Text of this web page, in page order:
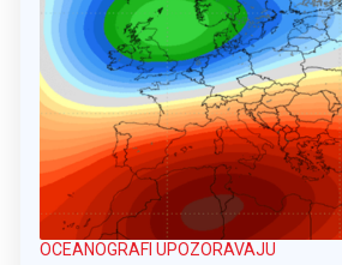
OCEANOGRAFI UPOZORAVAJU